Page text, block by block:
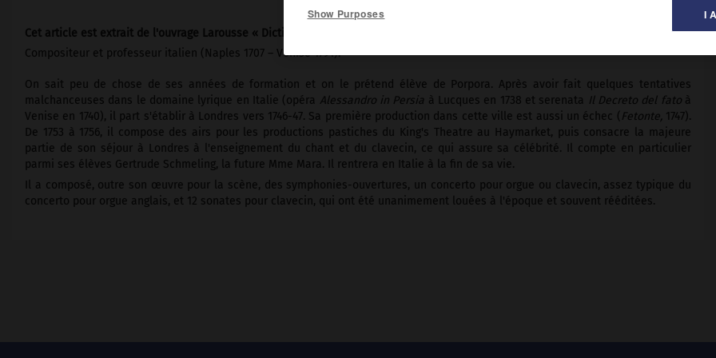
Cet article est extrait de l'ouvrage Larousse « Dictionnaire de la musique ».
Compositeur et professeur italien (Naples 1707 – Venise 1791).
On sait peu de chose de ses années de formation et on le prétend élève de Porpora. Après avoir fait quelques tentatives
malchanceuses dans le domaine lyrique en Italie (opéra Alessandro in Persia à Lucques en 1738 et serenata Il Decreto del fato à
Venise en 1740), il part s'établir à Londres vers 1746-47. Sa première production dans cette ville est aussi un échec ( Fetonte, 1747).
De 1753 à 1756, il compose des airs pour les productions pastiches du King's Theatre au Haymarket, puis consacre la majeure
partie de son séjour à Londres à l'enseignement du chant et du clavecin, ce qui assure sa célébrité. Il compte en particulier
parmi ses élèves Gertrude Schmeling, la future Mme Mara. Il rentrera en Italie à la fin de sa vie.
Il a composé, outre son œuvre pour la scène, des symphonies-ouvertures, un concerto pour orgue ou clavecin, assez typique du
concerto pour orgue anglais, et 12 sonates pour clavecin, qui ont été unanimement louées à l'époque et souvent rééditées.
I
Show Purposes